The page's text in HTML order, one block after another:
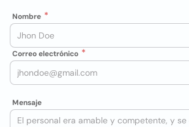
Nombre
Correo electrónico
Mensaje